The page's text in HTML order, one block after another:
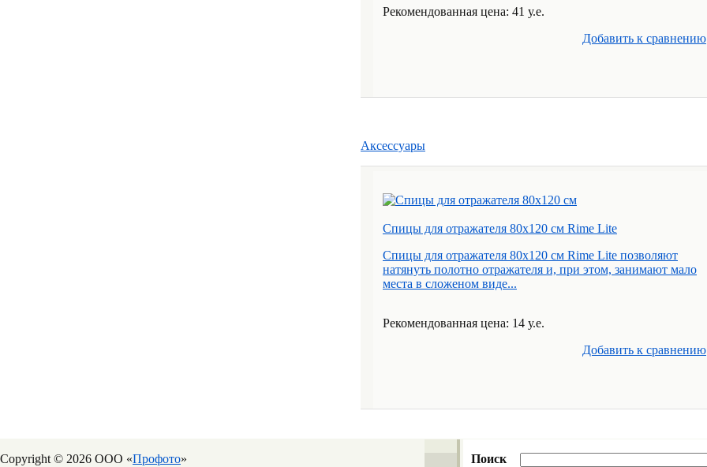
Рекомендованная цена: 41 у.е.
Добавить к cравнению
Аксессуары
Спицы для отражателя 80х120 см Rime Lite
Спицы для отражателя 80х120 см Rime Lite позволяют
натянуть полотно отражателя и, при этом, занимают мало
места в сложеном виде...
Рекомендованная цена: 14 у.е.
Добавить к cравнению
Copyright © 2026 ООО «Профото» Поиск